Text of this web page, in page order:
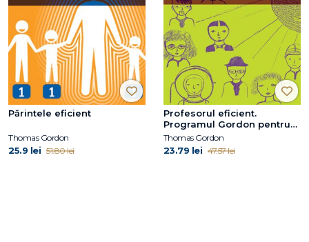
Părintele eficient
Thomas Gordon
25.9 lei 51.80 lei
Profesorul eficient.
Programul Gordon pentru
îmbunătăţirea relaţiei cu
elevii
Thomas Gordon
23.79 lei 47.57 lei